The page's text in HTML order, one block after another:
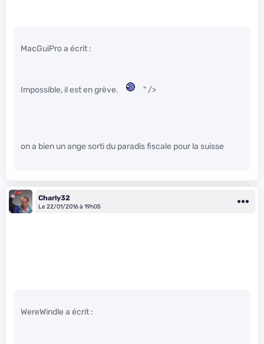
MacGuiPro a écrit :
Impossible, il est en grève. " />
on a bien un ange sorti du paradis fiscale pour la suisse
Charly32
Le 22/01/2016 à 19h05
WereWindle a écrit :